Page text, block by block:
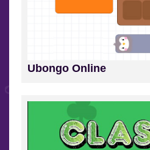
Ubongo Online